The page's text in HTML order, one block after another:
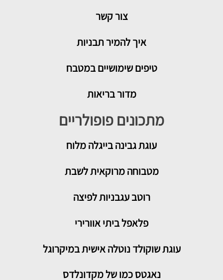
צור קשר
איך להמיר תבניות
טיפים שימושיים במטבח
מדור בריאות
מתכונים פופולריים
עוגת גבינה בייגלה מלוח
מטבוחה מרוקאית לשבת
רוטב עגבניות לפיצה
פלאפל ביתי אוורירי
עוגת שוקולד נוטלה אישית במיקרוגל
נאגטס כמו של מקדונלדס